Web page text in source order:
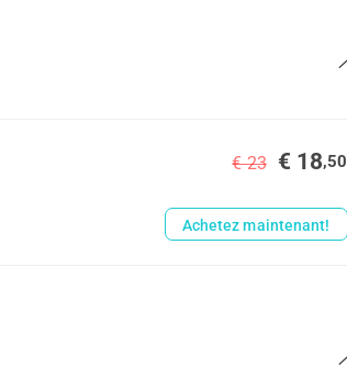
€ 23 € 18,50
Achetez maintenant!